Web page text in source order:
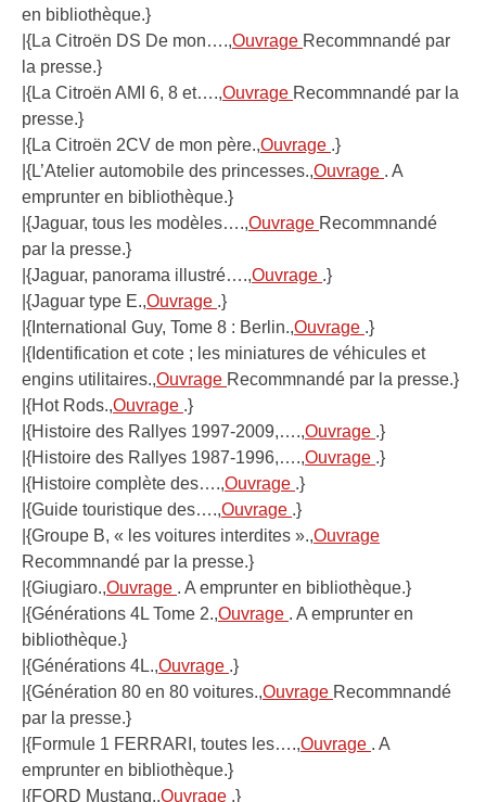
en bibliothèque.}
|{La Citroën DS De mon….,Ouvrage Recommnandé par
la presse.}
|{La Citroën AMI 6, 8 et….,Ouvrage Recommnandé par la
presse.}
|{La Citroën 2CV de mon père.,Ouvrage .}
|{L’Atelier automobile des princesses.,Ouvrage . A
emprunter en bibliothèque.}
|{Jaguar, tous les modèles….,Ouvrage Recommnandé
par la presse.}
|{Jaguar, panorama illustré….,Ouvrage .}
|{Jaguar type E.,Ouvrage .}
|{International Guy, Tome 8 : Berlin.,Ouvrage .}
|{Identification et cote ; les miniatures de véhicules et
engins utilitaires.,Ouvrage Recommnandé par la presse.}
|{Hot Rods.,Ouvrage .}
|{Histoire des Rallyes 1997-2009,….,Ouvrage .}
|{Histoire des Rallyes 1987-1996,….,Ouvrage .}
|{Histoire complète des….,Ouvrage .}
|{Guide touristique des….,Ouvrage .}
|{Groupe B, « les voitures interdites ».,Ouvrage
Recommnandé par la presse.}
|{Giugiaro.,Ouvrage . A emprunter en bibliothèque.}
|{Générations 4L Tome 2.,Ouvrage . A emprunter en
bibliothèque.}
|{Générations 4L.,Ouvrage .}
|{Génération 80 en 80 voitures.,Ouvrage Recommnandé
par la presse.}
|{Formule 1 FERRARI, toutes les….,Ouvrage . A
emprunter en bibliothèque.}
|{FORD Mustang.,Ouvrage .}